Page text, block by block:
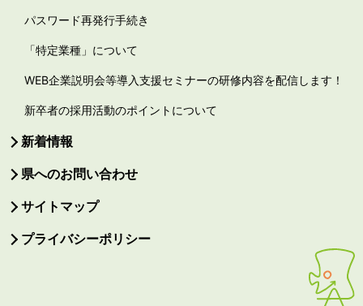
パスワード再発行手続き
「特定業種」について
WEB企業説明会等導入支援セミナーの研修内容を配信します！
新卒者の採用活動のポイントについて
新着情報
県へのお問い合わせ
サイトマップ
プライバシーポリシー